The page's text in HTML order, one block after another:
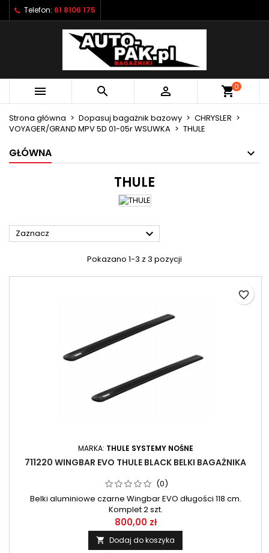
Telefon: 61 8106 175
   shopping_cart0
Strona główna Dopasuj bagażnik bazowy
CHRYSLER
VOYAGER/GRAND MPV 5D 01-05r WSUWKA
THULE
GŁÓWNA
THULE
Zaznacz 
Pokazano 1-3 z 3 pozycji
MARKA: THULE SYSTEMY NOŚNE
711220 WINGBAR EVO THULE BLACK BELKI BAGAŻNIKA
(0)
Belki aluminiowe czarne Wingbar EVO długości 118 cm.
Komplet 2 szt.
800,00 zł
 Dodaj do koszyka
favorite_border
Moje listy życzeń ×
Utwórz nową listę
((modalTitle)) ×
((confirmMessage))
((cancelText)) ((modalDeleteText))
Utwórz listę życzeń ×
Nazwa listy życzeń
Anuluj Utwórz listę życzeń
Zaloguj się ×
Musisz być zalogowany by zapisać produkty na
swojej liście życzeń.
Anuluj Zaloguj się